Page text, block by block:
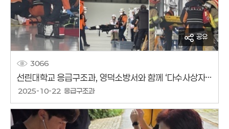
공유
3066
선린대학교 응급구조과, 영덕소방서와 함께 ‘다수사상자 구급대응훈련’ 참여
작성날짜
2025-10-22
작성자
응급구조과